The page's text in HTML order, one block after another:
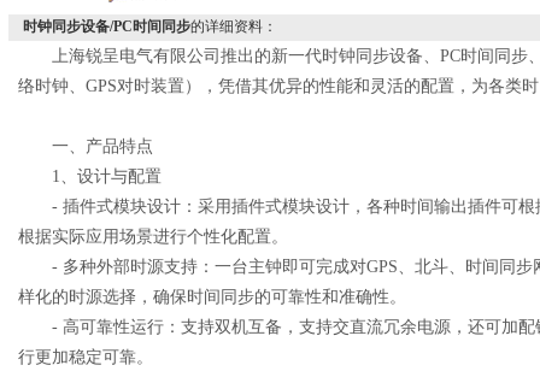
时钟同步设备/PC时间同步的详细资料：
上海锐呈电气有限公司推出的新一代时钟同步设备、PC时间同步
络时钟、GPS对时装置），凭借其优异的性能和灵活的配置，为各类
一、产品特点
1、设计与配置
- 插件式模块设计：采用插件式模块设计，各种时间输出插件可根
根据实际应用场景进行个性化配置。
- 多种外部时源支持：一台主钟即可完成对GPS、北斗、时间同步
样化的时源选择，确保时间同步的可靠性和准确性。
- 高可靠性运行：支持双机互备，支持交直流冗余电源，还可加配
行更加稳定可靠。